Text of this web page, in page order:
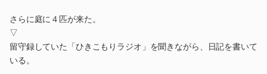
さらに庭に４匹が来た。
▽
留守録していた「ひきこもりラジオ」を聞きながら、日記を書いて
いる。